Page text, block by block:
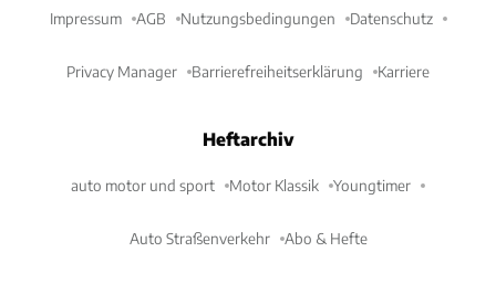
Impressum AGB Nutzungsbedingungen Datenschutz
Privacy Manager Barrierefreiheitserklärung Karriere
Heftarchiv
auto motor und sport Motor Klassik Youngtimer
Auto Straßenverkehr Abo & Hefte